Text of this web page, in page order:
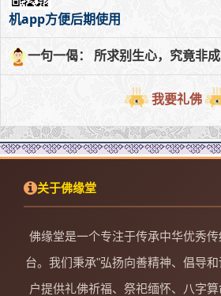
机app方便后期使用
一句一偈： 所求别生心，究竟非
我要礼佛
关于佛缘堂
佛缘堂是一个专注于传承中华优秀
台。我们秉承"弘扬向善精神、倡导
户提供礼佛祈福、祭祀缅怀、八字